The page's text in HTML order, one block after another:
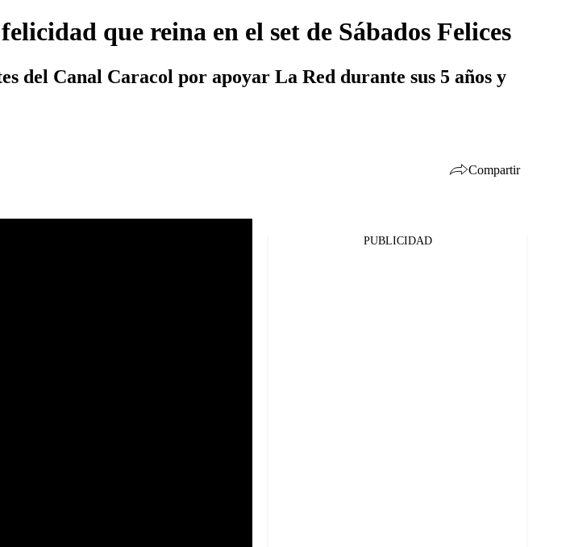
que reina en el set de Sábados Felices
del Canal Caracol por apoyar La Red durante sus 5 años y
Compartir
PUBLICIDAD